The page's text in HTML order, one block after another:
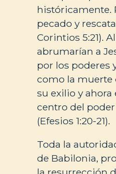
históricamente.
pecado y
Corintios 5:21).
abrumarían a
por los poderes
como la muerte
su exilio y ahora
centro del
(Efesios 1:20-21).
Toda la
de Babilonia,